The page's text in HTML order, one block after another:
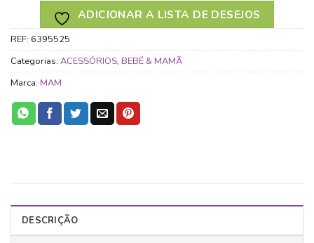
ADICIONAR A LISTA DE DESEJOS
REF: 6395525
Categorias: ACESSÓRIOS, BEBÉ & MAMÃ
Marca: MAM
DESCRIÇÃO